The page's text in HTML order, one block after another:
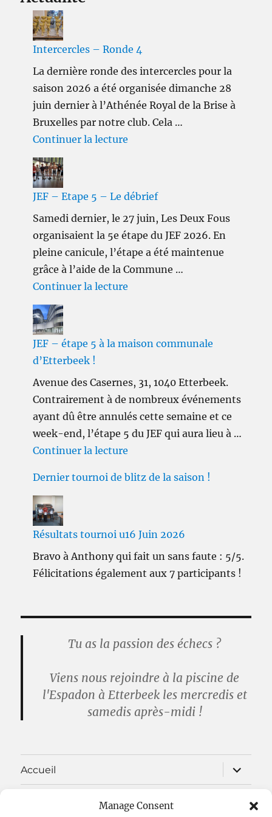
Manage Consent
Intercercles – Ronde 4
La dernière ronde des intercercles pour la
saison 2026 a été organisée dimanche 28
juin dernier à l’Athénée Royal de la Brise à
Bruxelles par notre club. Cela …
Continuer la lecture
JEF – Etape 5 – Le débrief
Samedi dernier, le 27 juin, Les Deux Fous
organisaient la 5e étape du JEF 2026. En
pleine canicule, l’étape a été maintenue
grâce à l’aide de la Commune …
Continuer la lecture
JEF – étape 5 à la maison communale
d’Etterbeek !
Avenue des Casernes, 31, 1040 Etterbeek.
Contrairement à de nombreux événements
ayant dû être annulés cette semaine et ce
week-end, l’étape 5 du JEF qui aura lieu à …
Continuer la lecture
Dernier tournoi de blitz de la saison !
Résultats tournoi u16 Juin 2026
Bravo à Anthony qui fait un sans faute : 5/5.
Félicitations également aux 7 participants !
Tu as la passion des échecs ?
Viens nous rejoindre à la piscine de
l'Espadon à Etterbeek les mercredis et
samedis après-midi !
Accueil
ouvrir
le
sous-